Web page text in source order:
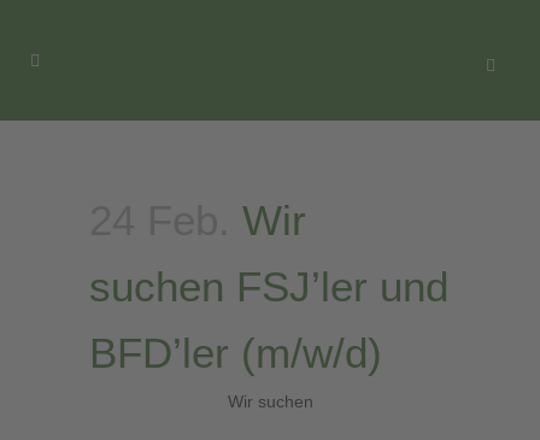
Wir
suchen FSJ’ler und
BFD’ler (m/w/d)
Wir suchen